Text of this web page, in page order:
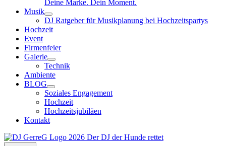
Deine Marke. Dein Moment.
Musik
DJ Ratgeber für Musikplanung bei Hochzeitspartys
Hochzeit
Event
Firmenfeier
Galerie
Technik
Ambiente
BLOG
Soziales Engagement
Hochzeit
Hochzeitsjubiläen
Kontakt